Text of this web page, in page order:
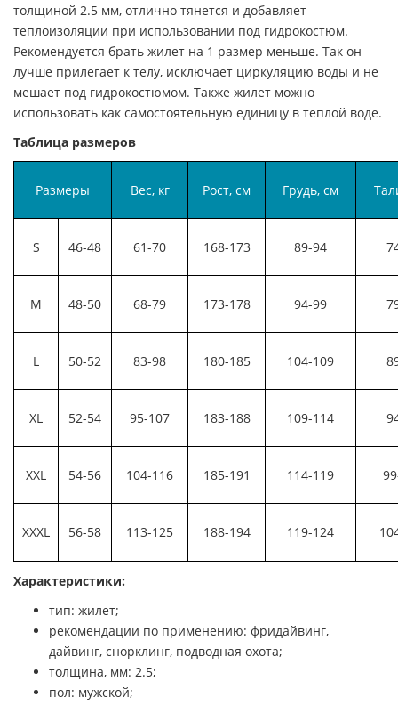
толщиной 2.5 мм, отлично тянется и добавляет
теплоизоляции при использовании под гидрокостюм.
Рекомендуется брать жилет на 1 размер меньше. Так он
лучше прилегает к телу, исключает циркуляцию воды и не
мешает под гидрокостюмом. Также жилет можно
использовать как самостоятельную единицу в теплой воде.
Таблица размеров
Размеры Вес, кг Рост, см Грудь, см
S 46-48 61-70 168-173 89-94
M 48-50 68-79 173-178 94-99
L 50-52 83-98 180-185 104-109
XL 52-54 95-107 183-188 109-114
XXL 54-56 104-116 185-191 114-119
XXXL 56-58 113-125 188-194 119-124
Характеристики:
тип: жилет;
рекомендации по применению: фридайвинг,
дайвинг, снорклинг, подводная охота;
толщина, мм: 2.5;
пол: мужской;